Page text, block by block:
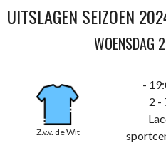
UITSLAGEN SEIZOEN
WOENSDAG
Z.v.v. de Wit
-
2 -